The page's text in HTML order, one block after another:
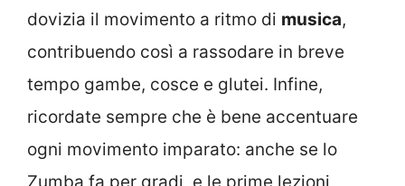
dovizia il movimento a ritmo di musica,
contribuendo così a rassodare in breve
tempo gambe, cosce e glutei. Infine,
ricordate sempre che è bene accentuare
ogni movimento imparato: anche se lo